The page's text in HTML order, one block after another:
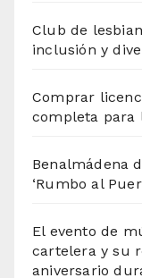
Club de
inclusión y
Comprar
completa para
Benalmádena
‘Rumbo al
El evento de
cartelera y su
aniversario